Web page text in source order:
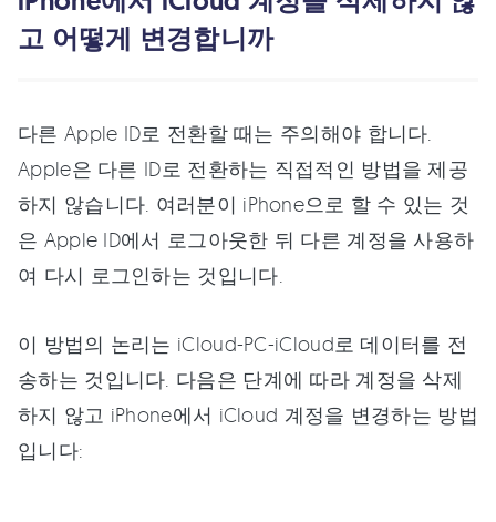
고 어떻게 변경합니까
다른 Apple ID로 전환할 때는 주의해야 합니다.
Apple은 다른 ID로 전환하는 직접적인 방법을 제공
하지 않습니다. 여러분이 iPhone으로 할 수 있는 것
은 Apple ID에서 로그아웃한 뒤 다른 계정을 사용하
여 다시 로그인하는 것입니다.
이 방법의 논리는 iCloud-PC-iCloud로 데이터를 전
송하는 것입니다. 다음은 단계에 따라 계정을 삭제
하지 않고 iPhone에서 iCloud 계정을 변경하는 방법
입니다: